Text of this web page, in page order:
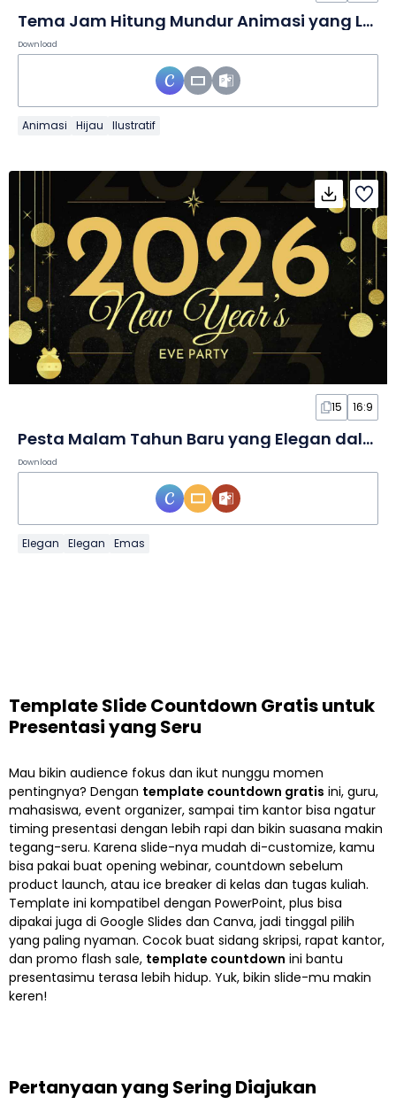
Tema Jam Hitung Mundur Animasi yang Lucu dalam Slide
Download
Animasi Hijau Ilustratif
15 16:9
Pesta Malam Tahun Baru yang Elegan dalam Slide
Download
Elegan Elegan Emas
Template Slide Countdown Gratis untuk
Presentasi yang Seru
Mau bikin audience fokus dan ikut nunggu momen
pentingnya? Dengan template countdown gratis ini, guru,
mahasiswa, event organizer, sampai tim kantor bisa ngatur
timing presentasi dengan lebih rapi dan bikin suasana makin
tegang-seru. Karena slide-nya mudah di-customize, kamu
bisa pakai buat opening webinar, countdown sebelum
product launch, atau ice breaker di kelas dan tugas kuliah.
Template ini kompatibel dengan PowerPoint, plus bisa
dipakai juga di Google Slides dan Canva, jadi tinggal pilih
yang paling nyaman. Cocok buat sidang skripsi, rapat kantor,
dan promo flash sale, template countdown ini bantu
presentasimu terasa lebih hidup. Yuk, bikin slide-mu makin
keren!
Pertanyaan yang Sering Diajukan